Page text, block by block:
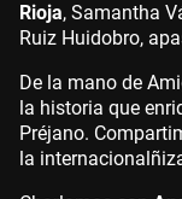
Rioja, Samantha
Ruiz Huidobro,
De la mano de
la historia que
Préjano.
la